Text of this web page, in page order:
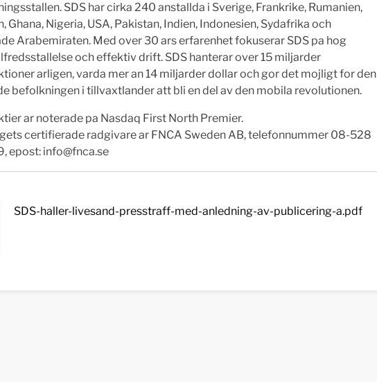
SDS har cirka 240 anstallda i Sverige, Frankrike, Rumanien,
Ghana, Nigeria, USA, Pakistan, Indien, Indonesien, Sydafrika och
Arabemiraten. Med over 30 ars erfarenhet fokuserar SDS pa hog
och effektiv drift. SDS hanterar over 15 miljarder
arligen, varda mer an 14 miljarder dollar och gor det mojligt for den
befolkningen i tillvaxtlander att bli en del av den mobila revolutionen.
ar noterade pa Nasdaq First North Premier.
certifierade radgivare ar FNCA Sweden AB, telefonnummer 08-528
epost: info@fnca.se
SDS-haller-livesand-presstraff-med-anledning-av-publicering-a.pdf